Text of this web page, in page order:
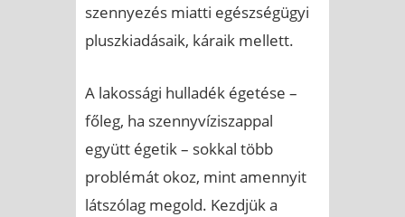
szennyezés miatti egészségügyi
pluszkiadásaik, káraik mellett.
A lakossági hulladék égetése –
főleg, ha szennyvíziszappal
együtt égetik – sokkal több
problémát okoz, mint amennyit
látszólag megold. Kezdjük a